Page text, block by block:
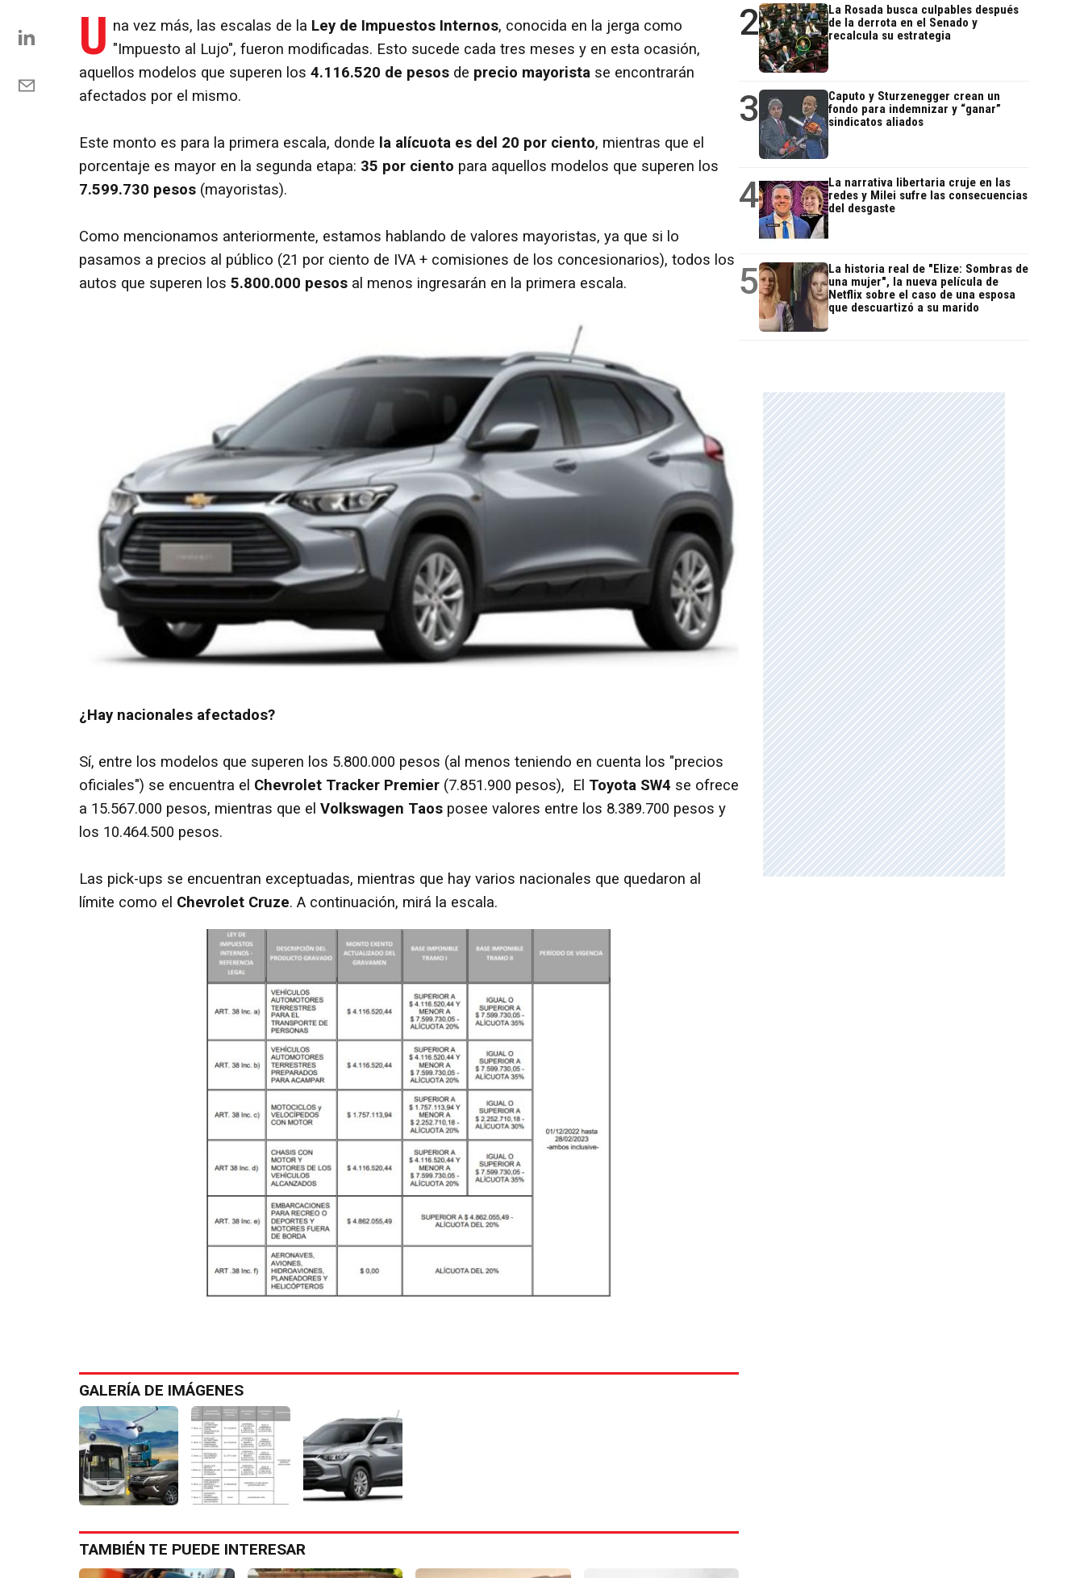
U na vez más, las escalas de la Ley de Impuestos Internos, conocida en la jerga como
"Impuesto al Lujo", fueron modificadas. Esto sucede cada tres meses y en esta ocasión,
aquellos modelos que superen los 4.116.520 de pesos de precio mayorista se encontrarán
afectados por el mismo.
Este monto es para la primera escala, donde la alícuota es del 20 por ciento, mientras que el
porcentaje es mayor en la segunda etapa: 35 por ciento para aquellos modelos que superen los
7.599.730 pesos (mayoristas).
Como mencionamos anteriormente, estamos hablando de valores mayoristas, ya que si lo
pasamos a precios al público (21 por ciento de IVA + comisiones de los concesionarios), todos los
autos que superen los 5.800.000 pesos al menos ingresarán en la primera escala.
¿Hay nacionales afectados?
Sí, entre los modelos que superen los 5.800.000 pesos (al menos teniendo en cuenta los "precios
oficiales") se encuentra el Chevrolet Tracker Premier (7.851.900 pesos), El Toyota SW4 se ofrece
a 15.567.000 pesos, mientras que el Volkswagen Taos posee valores entre los 8.389.700 pesos y
los 10.464.500 pesos.
Las pick-ups se encuentran exceptuadas, mientras que hay varios nacionales que quedaron al
límite como el Chevrolet Cruze. A continuación, mirá la escala.
GALERÍA DE IMÁGENES
TAMBIÉN TE PUEDE INTERESAR
2
La Rosada busca culpables después
de la derrota en el Senado y
recalcula su estrategia
3
Caputo y Sturzenegger crean un
fondo para indemnizar y “ganar”
sindicatos aliados
4
La narrativa libertaria cruje en las
redes y Milei sufre las consecuencias
del desgaste
5
La historia real de "Elize: Sombras de
una mujer", la nueva película de
Netflix sobre el caso de una esposa
que descuartizó a su marido